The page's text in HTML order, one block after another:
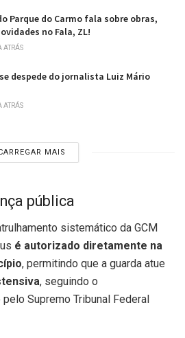
Parque do Carmo fala sobre obras,
no Fala, ZL!
ATRÁS
despede do jornalista Luiz Mário
ATRÁS
MAIS
pública
sistemático da GCM
é autorizado diretamente na
, permitindo que a guarda atue
, seguindo o
Supremo Tribunal Federal